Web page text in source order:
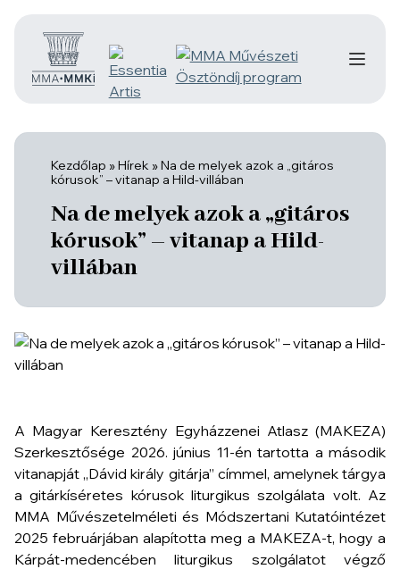
Kezdőlap »Hírek »Na de melyek azok a „gitáros
kórusok” – vitanap a Hild-villában
Na de melyek azok a „gitáros
kórusok” – vitanap a Hild-
villában
A Magyar Keresztény Egyházzenei Atlasz (MAKEZA)
Szerkesztősége 2026. június 11-én tartotta a második
vitanapját „Dávid király gitárja” címmel, amelynek tárgya
a gitárkíséretes kórusok liturgikus szolgálata volt. Az
MMA Művészetelméleti és Módszertani Kutatóintézet
2025 februárjában alapította meg a MAKEZA-t, hogy a
Kárpát-medencében liturgikus szolgálatot végző